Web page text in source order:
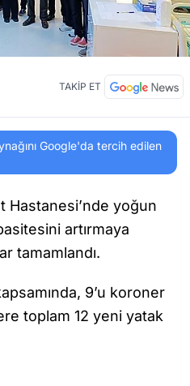
TAKİP ET
Google'da tercih edilen
Hastanesi’nde yoğun
artırmaya
tamamlandı.
9’u koroner
toplam 12 yeni yatak